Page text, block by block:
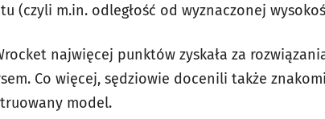
(czyli m.in. odległość od wyznaczonej
najwięcej punktów zyskała za
Co więcej, sędziowie docenili także
model.